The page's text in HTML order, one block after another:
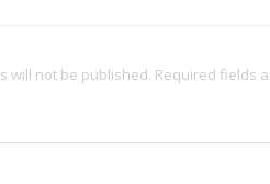
will not be published. Required fields